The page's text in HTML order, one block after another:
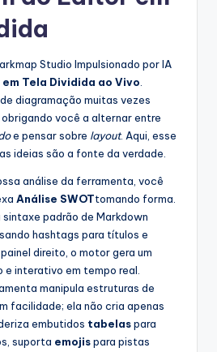
Studio Impulsionado por IA
Tela Dividida ao Vivo
diagramação muitas vezes
você a alternar entre
e pensar sobre layout. Aqui, esse
ideias são a fonte da verdade.
análise da ferramenta, você
Análise SWOTtomando forma.
sintaxe padrão de Markdown
hashtags para títulos e
direito, o motor gera um
interativo em tempo real.
manipula estruturas de
facilidade; ela não cria apenas
embutidos tabelaspara
suporta emojispara pistas